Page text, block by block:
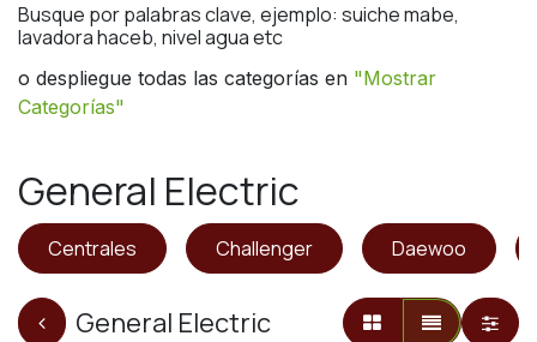
Busque por palabras clave, ejemplo: suiche mabe,
lavadora haceb, nivel agua etc
o despliegue todas las categorías en "Mostrar
Categorías"
General Electric
Centrales Challenger Daewoo
General Electric